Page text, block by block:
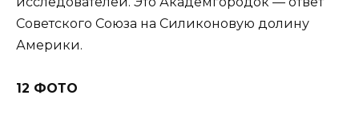
Советского Союза на Силиконовую долину
Америки.
12 ФОТО